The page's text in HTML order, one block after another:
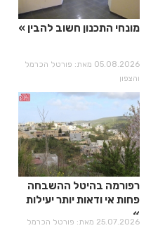
מונחי התכנון חשוב להבין
05.08.2026 מאת: פורטל הכרמל
והצפון
רפורמה בהיטל ההשבחה
פחות אי ודאות יותר יעילות​​​​​​​
25.07.2026 מאת: פורטל הכרמל